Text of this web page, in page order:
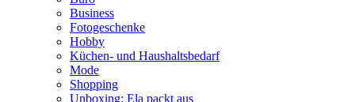
Business
Fotogeschenke
Hobby
Küchen- und Haushaltsbedarf
Mode
Shopping
Unboxing: Ela packt aus